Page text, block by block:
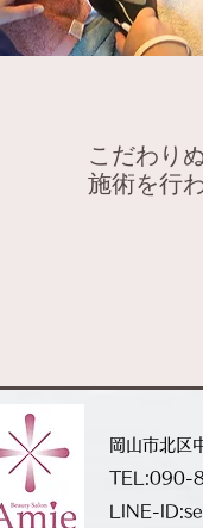
こだわり
施術を行
岡山市北
TEL:090-
LINE-